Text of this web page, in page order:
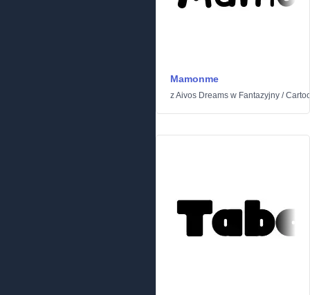
Mamonme
zAivos Dreams w Fantazyjny /